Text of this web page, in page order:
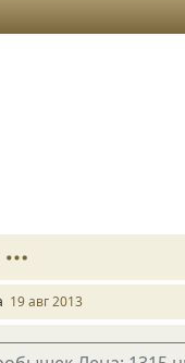
19 авг 2013